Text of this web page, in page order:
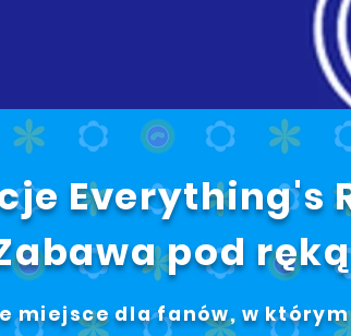
Everything's
pod ręką
miejsce dla fanów, w